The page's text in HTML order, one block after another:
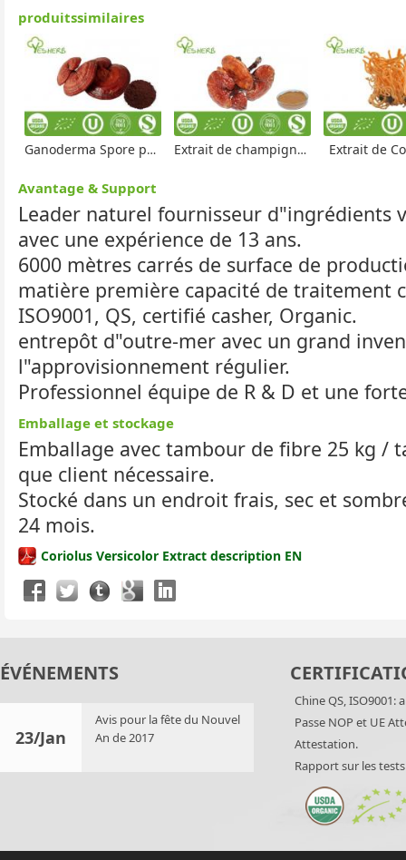
produitssimilaires
Ganoderma Spore poudre Extrait de champignon Reishi Extrait de
Avantage & Support
Leader naturel fournisseur d"ingrédients
avec une expérience de 13 ans.
6000 mètres carrés de surface de
matière première capacité de traitement
ISO9001, QS, certifié casher, Organic.
entrepôt d"outre-mer avec un grand
l"approvisionnement régulier.
Professionnel équipe de R & D et une
Emballage et stockage
Emballage avec tambour de fibre 25 kg /
que client nécessaire.
Stocké dans un endroit frais, sec et
24 mois.
Coriolus Versicolor Extract description EN
ÉVÉNEMENTS
23/Jan
Avis pour la fête du Nouvel
An de 2017
Chine QS,
Passe NOP et UE
Attestation.
Rapport sur les